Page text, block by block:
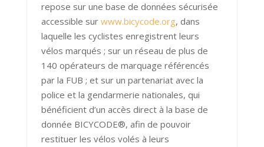
repose sur une base de données sécurisée
accessible sur www.bicycode.org, dans
laquelle les cyclistes enregistrent leurs
vélos marqués ; sur un réseau de plus de
140 opérateurs de marquage référencés
par la FUB ; et sur un partenariat avec la
police et la gendarmerie nationales, qui
bénéficient d’un accès direct à la base de
donnée BICYCODE®, afin de pouvoir
restituer les vélos volés à leurs